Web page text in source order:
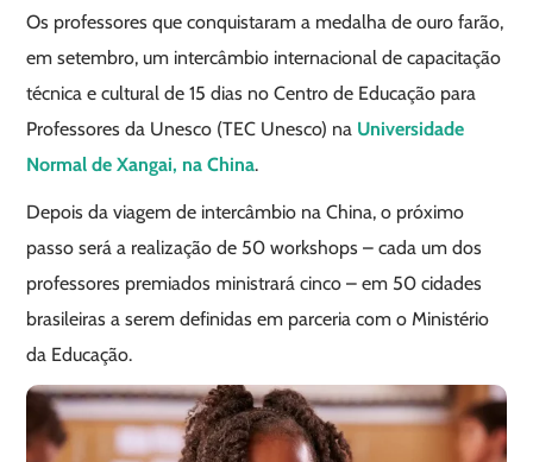
Os professores que conquistaram a medalha de ouro farão,
em setembro, um intercâmbio internacional de capacitação
técnica e cultural de 15 dias no Centro de Educação para
Professores da Unesco (TEC Unesco) na Universidade
Normal de Xangai, na China.
Depois da viagem de intercâmbio na China, o próximo
passo será a realização de 50 workshops – cada um dos
professores premiados ministrará cinco – em 50 cidades
brasileiras a serem definidas em parceria com o Ministério
da Educação.